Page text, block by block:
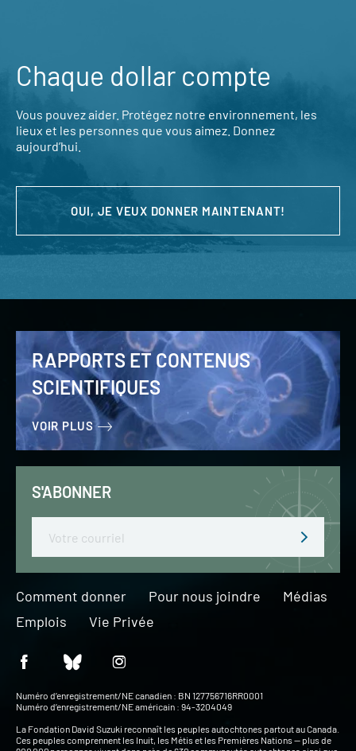
Chaque dollar compte
Vous pouvez aider. Protégez notre environnement, les
lieux et les personnes que vous aimez. Donnez
aujourd’hui.
OUI, JE VEUX DONNER MAINTENANT!
RAPPORTS ET CONTENUS
SCIENTIFIQUES
VOIR PLUS
S'ABONNER
Comment donner Pour nous joindre
Médias
Emplois
Vie Privée
Numéro d’enregistrement/NE canadien : BN 127756716RR0001
Numéro d’enregistrement/NE américain : 94-3204049
La Fondation David Suzuki reconnaît les peuples autochtones partout au Canada.
Ces peuples comprennent les Inuit, les Métis et les Premières Nations — plus de